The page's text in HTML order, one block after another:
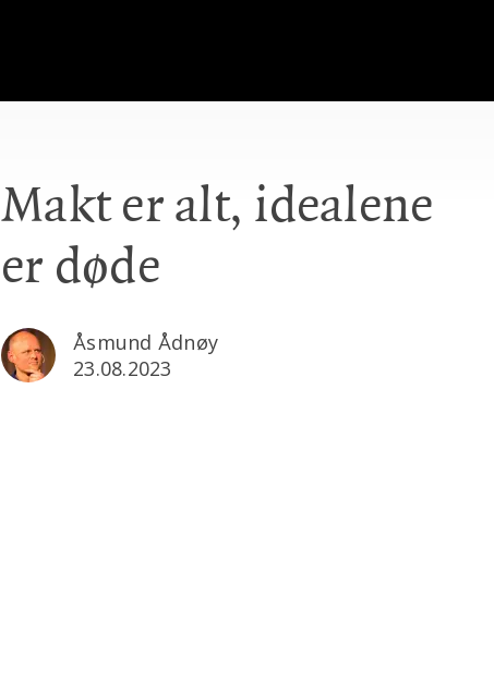
Makt er alt, idealene
er døde
Åsmund Ådnøy
23.08.2023